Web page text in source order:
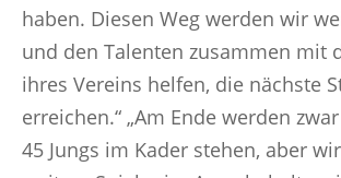
haben. Diesen Weg werden wir
und den Talenten zusammen mit
ihres Vereins helfen, die nächste
erreichen.“ „Am Ende werden
45 Jungs im Kader stehen, aber